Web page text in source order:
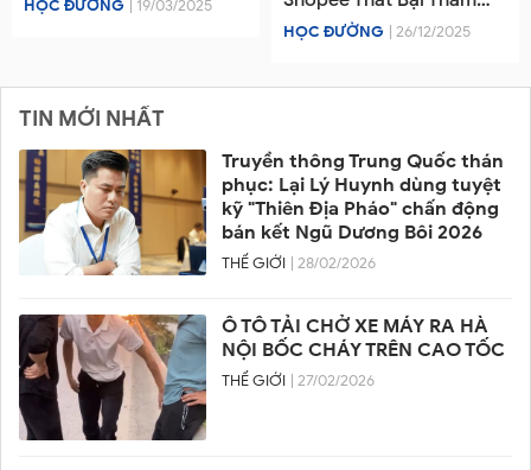
HỌC ĐƯỜNG | 19/03/2025
Hại.
HỌC ĐƯỜNG | 26/12/2025
TIN MỚI NHẤT
Truyền thông Trung Quốc thán
phục: Lại Lý Huynh dùng tuyệt
kỹ "Thiên Địa Pháo" chấn động
bán kết Ngũ Dương Bôi 2026
THẾ GIỚI | 28/02/2026
Ô TÔ TẢI CHỞ XE MÁY RA HÀ
NỘI BỐC CHÁY TRÊN CAO TỐC
THẾ GIỚI | 27/02/2026